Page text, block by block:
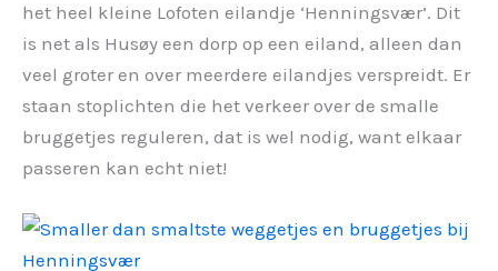
het heel kleine Lofoten eilandje ‘Henningsvær’. Dit
is net als Husøy een dorp op een eiland, alleen dan
veel groter en over meerdere eilandjes verspreidt. Er
staan stoplichten die het verkeer over de smalle
bruggetjes reguleren, dat is wel nodig, want elkaar
passeren kan echt niet!